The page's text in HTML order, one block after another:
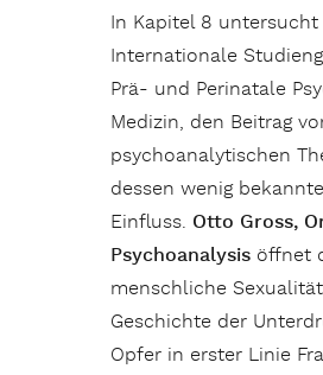
In Kapitel 8
Internationale
Prä- und Perinatale
Medizin, den Beitrag
psychoanalytischen
dessen wenig
Einfluss. Otto Gross,
Psychoanalysis öffnet
menschliche
Geschichte der
Opfer in erster Linie